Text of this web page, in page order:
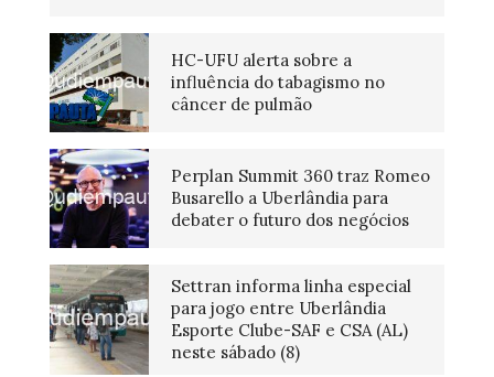
HC-UFU alerta sobre a
influência do tabagismo no
câncer de pulmão
Perplan Summit 360 traz Romeo
Busarello a Uberlândia para
debater o futuro dos negócios
Settran informa linha especial
para jogo entre Uberlândia
Esporte Clube-SAF e CSA (AL)
neste sábado (8)